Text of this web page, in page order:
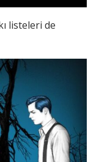
listeleri de